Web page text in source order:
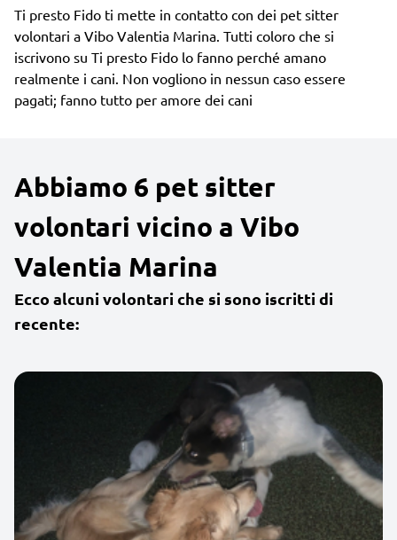
Ti presto Fido ti mette in contatto con dei pet sitter
volontari a Vibo Valentia Marina. Tutti coloro che si
iscrivono su Ti presto Fido lo fanno perché amano
realmente i cani. Non vogliono in nessun caso essere
pagati; fanno tutto per amore dei cani
Abbiamo 6 pet sitter
volontari vicino a Vibo
Valentia Marina
Ecco alcuni volontari che si sono iscritti di
recente: